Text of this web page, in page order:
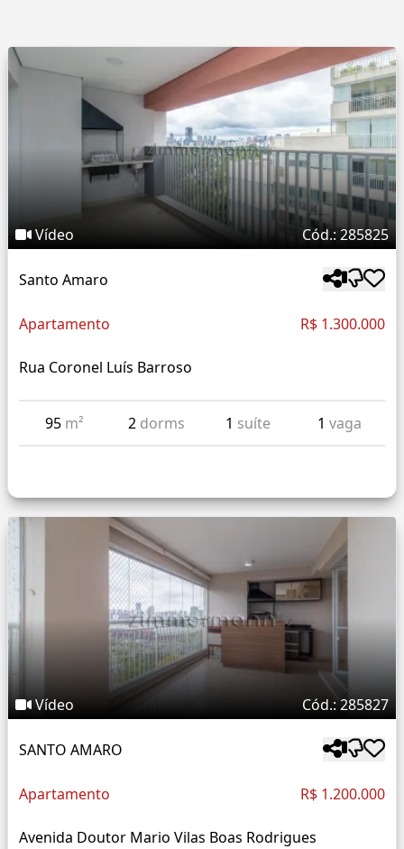
Vídeo Cód.: 285825
Santo Amaro
Apartamento R$ 1.300.000
Rua Coronel Luís Barroso
95 m² 2 dorms 1 suíte 1 vaga
Vídeo Cód.: 285827
SANTO AMARO
Apartamento R$ 1.200.000
Avenida Doutor Mario Vilas Boas Rodrigues